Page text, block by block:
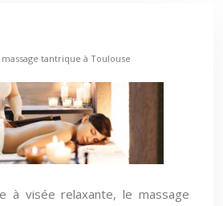
tantrique à Toulouse
à visée relaxante, le massage